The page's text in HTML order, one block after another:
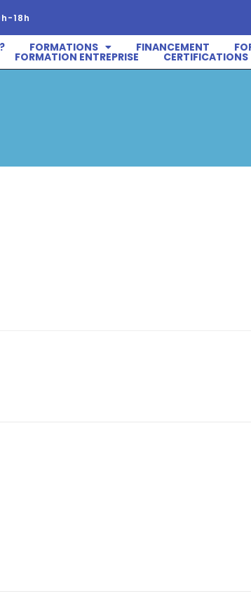
18h
FORMATIONS FINANCEMENT
FORMATION ENTREPRISE CERTIFICATIONS